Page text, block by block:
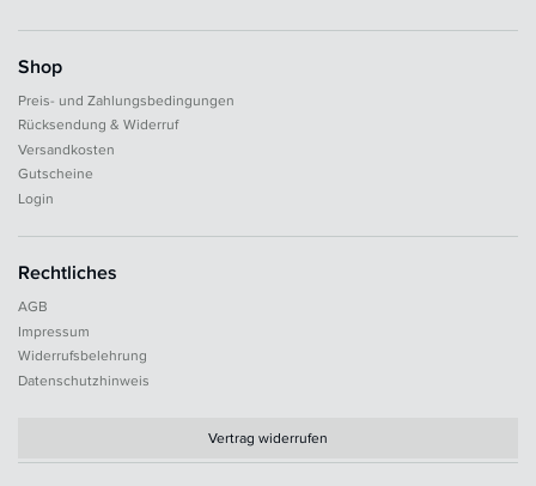
Shop
Preis- und Zahlungsbedingungen
Rücksendung & Widerruf
Versandkosten
Gutscheine
Login
Rechtliches
AGB
Impressum
Widerrufsbelehrung
Datenschutzhinweis
Vertrag widerrufen